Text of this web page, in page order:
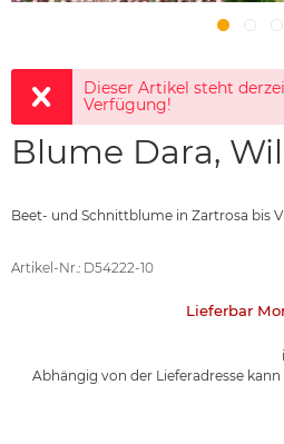
Dieser Artikel steht
Verfügung!
Blume Dara,
Beet- und Schnittblume in Zartrosa bis
Artikel-Nr.: D54222-10
Lieferbar
Abhängig von der Lieferadresse kann